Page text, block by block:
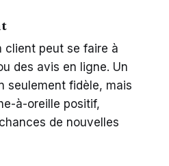
client peut se faire à
des avis en ligne. Un
seulement fidèle, mais
à-oreille positif,
de nouvelles